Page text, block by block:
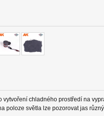
vytvoření chladného prostředí na
poloze světla lze pozorovat jas